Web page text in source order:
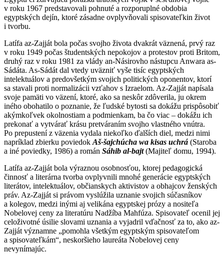
v roku 1967 predstavovali pohnuté a rozporuplné obdobia
egyptských dejín, ktoré zásadne ovplyvňovali spisovateľkin život
i tvorbu.
Latífa az-Zajját bola počas svojho života dvakrát väznená, prvý raz
v roku 1949 počas študentských nepokojov a protestov proti Britom,
druhý raz v roku 1981 za vlády an-Násirovho nástupcu Anwara as-
Sádáta. As-Sádát dal vtedy uväzniť vyše tisíc egyptských
intelektuálov a predovšetkým svojich politických oponentov, ktorí
sa stavali proti normalizácii vzťahov s Izraelom. Az-Zajját napísala
svoje pamäti vo väzení, ktoré, ako sa neskôr zdôverila, ju okrem
iného obohatilo o poznanie, že ľudské bytosti sa dokážu prispôsobiť
akýmkoľvek okolnostiam a podmienkam, ba čo viac – dokážu ich
prekonať a vytvárať krásu pretváraním svojho vlastného vnútra.
Po prepustení z väzenia vydala niekoľko ďalších diel, medzi nimi
napríklad zbierku poviedok Aš-šajchúcha wa kisas uchrá (Staroba
a iné poviedky, 1986) a román Sáhib al-bajt(Majiteľ domu, 1994).
Latífa az-Zajját bola výraznou osobnosťou, ktorej pedagogická
činnosť a literárna tvorba ovplyvnili mnohé generácie egyptských
literátov, intelektuálov, občianskych aktivistov a obhajcov ženských
práv. Az-Zajját si právom vyslúžila uznanie svojich súčasníkov
a kolegov, medzi inými aj velikána egyptskej prózy a nositeľa
Nobelovej ceny za literatúru Nadžíba Mahfúza. Spisovateľ ocenil jej
celoživotné úsilie slovami uznania a vyjadril vďačnosť za to, ako az-
Zajját významne „pomohla všetkým egyptským spisovateľom
a spisovateľkám“, neskoršieho laureáta Nobelovej ceny
nevynímajúc.